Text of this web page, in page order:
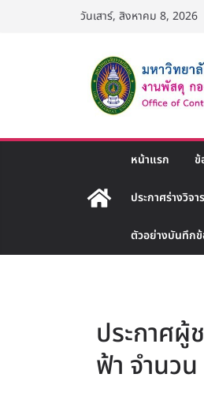
วันเสาร์, สิงหาคม 8, 2026
หน้าแรก ข้
ประกาศร่างวิจ
ตัวอย่างบันทึกข้
ประกาศผู้
ฟ้า จำนวน